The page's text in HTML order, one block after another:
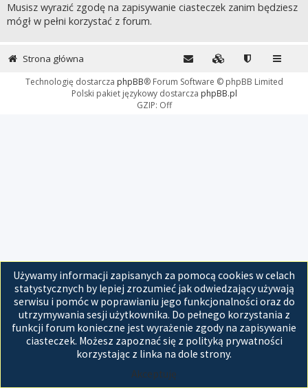
Musisz wyrazić zgodę na zapisywanie ciasteczek zanim będziesz
mógł w pełni korzystać z forum.
Używamy informacji zapisanych za pomocą cookies w celach
statystycznych by lepiej zrozumieć jak odwiedzający używają
serwisu i pomóc w poprawianiu jego funkcjonalności oraz do
utrzymywania sesji użytkownika. Do pełnego korzystania z
funkcji forum konieczne jest wyrażenie zgody na zapisywanie
ciasteczek. Możesz zapoznać się z polityką prywatności
korzystając z linka na dole strony.
Akceptuję
Strona główna
Technologię dostarcza phpBB® Forum Software © phpBB Limited
Polski pakiet językowy dostarcza phpBB.pl
GZIP: Off